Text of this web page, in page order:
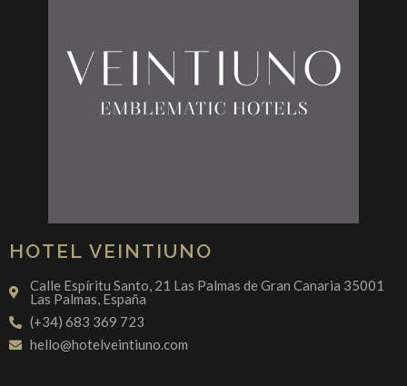
HOTEL VEINTIUNO
Calle Espíritu Santo, 21 Las Palmas de Gran Canaria 35001
Las Palmas, España
(+34) 683 369 723
hello@hotelveintiuno.com